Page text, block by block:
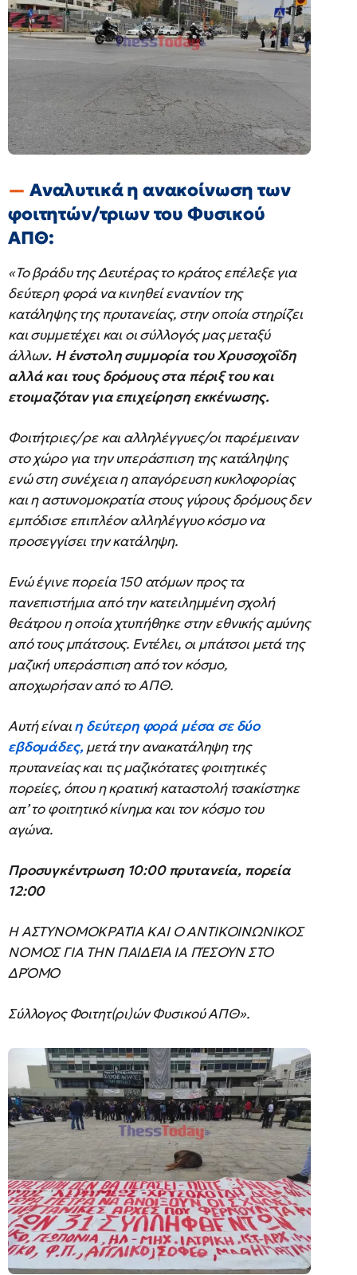
Αναλυτικά η ανακοίνωση των
φοιτητών/τριων του Φυσικού
ΑΠΘ:
«Το βράδυ της Δευτέρας το κράτος επέλεξε για
δεύτερη φορά να κινηθεί εναντίον της
κατάληψης της πρυτανείας, στην οποία στηρίζει
και συμμετέχει και οι σύλλογός μας μεταξύ
άλλων. Η ένστολη συμμορία του Χρυσοχοΐδη
αλλά και τους δρόμους στα πέριξ του και
ετοιμαζόταν για επιχείρηση εκκένωσης.
Φοιτήτριες/ρε και αλληλέγγυες/οι παρέμειναν
στο χώρο για την υπεράσπιση της κατάληψης
ενώ στη συνέχεια η απαγόρευση κυκλοφορίας
και η αστυνομοκρατία στους γύρους δρόμους δεν
εμπόδισε επιπλέον αλληλέγγυο κόσμο να
προσεγγίσει την κατάληψη.
Ενώ έγινε πορεία 150 ατόμων προς τα
πανεπιστήμια από την κατειλημμένη σχολή
θεάτρου η οποία χτυπήθηκε στην εθνικής αμύνης
από τους μπάτσους. Εντέλει, οι μπάτσοι μετά της
μαζική υπεράσπιση από τον κόσμο,
αποχωρήσαν από το ΑΠΘ.
Αυτή είναιη δεύτερη φορά μέσα σε δύο
εβδομάδες,μετά την ανακατάληψη της
πρυτανείας και τις μαζικότατες φοιτητικές
πορείες, όπου η κρατική καταστολή τσακίστηκε
απ’ το φοιτητικό κίνημα και τον κόσμο του
αγώνα.
Προσυγκέντρωση 10:00 πρυτανεία, πορεία
12:00
Η ΑΣΤΥΝΟΜΟΚΡΑΤΊΑ ΚΑΙ Ο ΑΝΤΙΚΟΙΝΩΝΙΚΟΣ
ΝΟΜΟΣ ΓΙΑ ΤΗΝ ΠΑΙΔΕΊΑ ΙΑ ΠΈΣΟΥΝ ΣΤΟ
ΔΡΌΜΟ
Σύλλογος Φοιτητ(ρι)ών Φυσικού ΑΠΘ».